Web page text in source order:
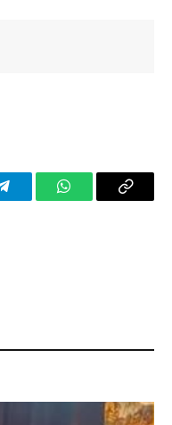
TelegramWhatsAppCopy